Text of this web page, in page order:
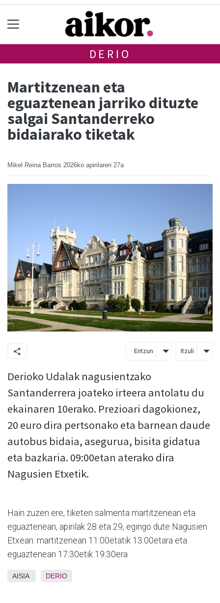
DERIO
Martitzenean eta
eguaztenean jarriko dituzte
salgai Santanderreko
bidaiarako tiketak
Mikel Reina Barros 2026ko apirilaren 27a
Entzun Itzuli
Derioko Udalak nagusientzako
Santanderrera joateko irteera antolatu du
ekainaren 10erako. Prezioari dagokionez,
20 euro dira pertsonako eta barnean daude
autobus bidaia, asegurua, bisita gidatua
eta bazkaria. 09:00etan aterako dira
Nagusien Etxetik.
Hain zuzen ere, tiketen salmenta martitzenean eta
eguaztenean, apirilak 28 eta 29, egingo dute Nagusien
Etxean: martitzenean 11:00etatik 13:00etara eta
eguaztenean 17:30etik 19:30era.
AISIA DERIO